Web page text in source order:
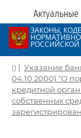
ЗАКОНЫ,
| Указание
04.10.2000) "О
кредитной
собственных